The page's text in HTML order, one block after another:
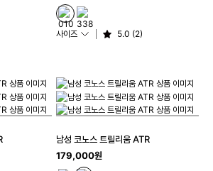
사이즈 5.0 (2)
남성 코노스 트릴리움 ATR
179,000원